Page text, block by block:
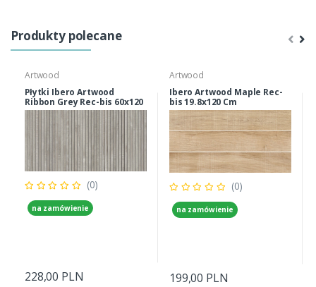
Produkty polecane
Artwood
Płytki Ibero Artwood
Ribbon Grey Rec-bis 60x120
Cm ścienne, Podłogowe
(0)
na zamówienie
228,00 PLN
Artwood
Ibero Artwood Maple Rec-
bis 19.8x120 Cm
(0)
na zamówienie
199,00 PLN